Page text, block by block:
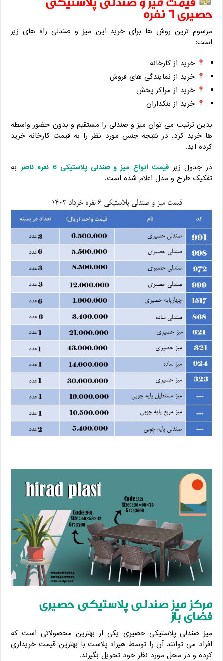
حصیری 6 نفره
مرسوم ترین روش ها برای خرید این میز و صندلی راه های زیر
است:
خرید از کارخانه
خرید از نمایندگی های فروش
خرید از مراکز پخش
خرید از بنکداران
بدین ترتیب می توان میز و صندلی را مستقیم و بدون حضور واسطه
ها خرید کرد. در نتیجه جنس مورد نظر را به قیمت کارخانه خرید
کرده اید.
در جدول زیر قیمت انواع میز و صندلی پلاستیکی 6 نفره ناصر
به
تفکیک طرح و مدل اعلام شده است.
مرکز میز صندلی پلاستیکی حصیری
فضای باز
میز صندلی پلاستیکی حصیری یکی از بهترین محصولاتی است که
افراد می توانند آن را توسط هیراد پلاست با بهترین قیمت خریداری
کرده و در محل مورد نظر خود تحویل بگیرند.